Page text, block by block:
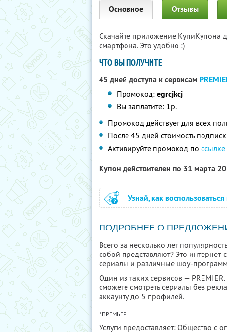
Основное Отзывы
Скачайте приложение КупиКупона
смартфона. Это удобно :)
ЧТО ВЫ ПОЛУЧИТЕ
45 дней доступа к сервисам
Промокод:egrcjkcj
Вы заплатите: 1р.
Промокод действует для всех
После 45 дней стоимость
Активируйте промокод по ссылке
Купон действителен по 31 марта
Узнай, как
ПОДРОБНЕЕ О
Всего за несколько лет
собой представляют? Это
сериалы и различные шоу-
Один из таких сервисов —
сможете смотреть сериалы без
аккаунту до 5 профилей.
* ПРЕМЬЕР
Услуги предоставляет: Общество с